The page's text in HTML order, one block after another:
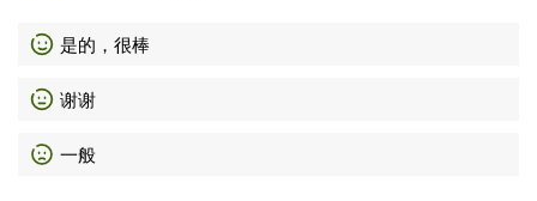
是的，很棒
谢谢
一般